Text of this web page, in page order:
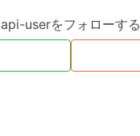
api-userをフォローする